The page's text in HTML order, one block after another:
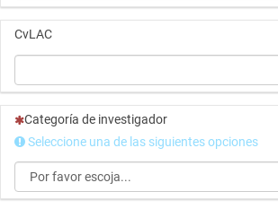
CvLAC
(Esta pregunta es obligatoria)
Categoría de investigador
Seleccione una de las siguientes opciones